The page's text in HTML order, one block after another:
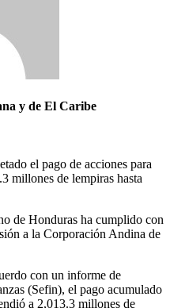
y de El Caribe
el pago de acciones para
millones de lempiras hasta
de Honduras ha cumplido con
a la Corporación Andina de
con un informe de
(Sefin), el pago acumulado
a 2,013.3 millones de